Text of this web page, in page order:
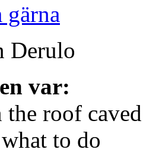
gärna
Derulo
var:
the roof
to do